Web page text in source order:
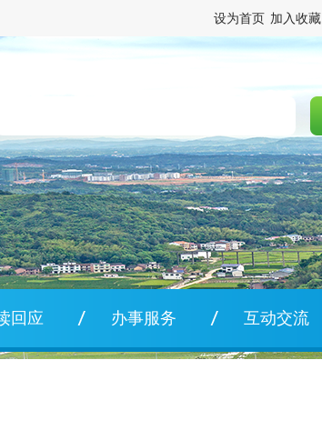
设为首页 加入收藏
回应 办事服务 互动交流